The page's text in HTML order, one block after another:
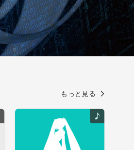
もっと見る